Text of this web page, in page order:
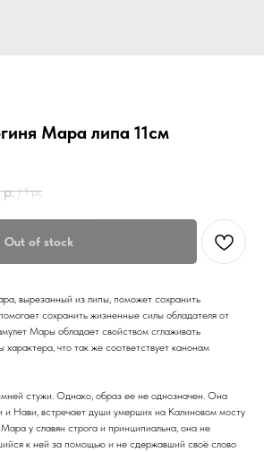
Мара липа 11см
р. / 1 pc
Out of stock
вырезанный из липы, поможет сохранить
сохранить жизненные силы обладателя от
Мары обладает свойством сглаживать
что так же соответствует канонам
стужи. Однако, образ ее не однозначен. Она
и Нави, встречает души умерших на Калиновом мосту
у славян строга и принципиальна, она не
к ней за помощью и не сдержавший своё слово